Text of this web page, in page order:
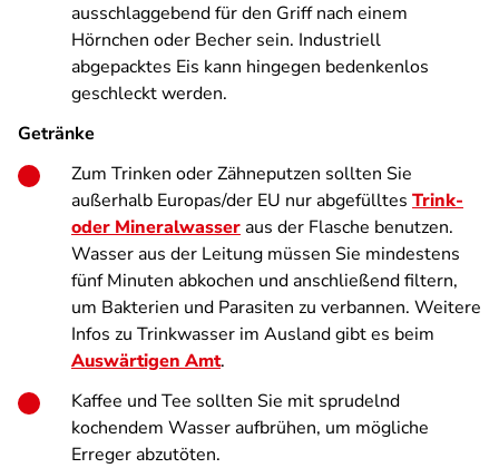
ausschlaggebend für den Griff nach einem
Hörnchen oder Becher sein. Industriell
abgepacktes Eis kann hingegen bedenkenlos
geschleckt werden.
Getränke
Zum Trinken oder Zähneputzen sollten Sie
außerhalb Europas/der EU nur abgefülltes Trink-
oder Mineralwasseraus der Flasche benutzen.
Wasser aus der Leitung müssen Sie mindestens
fünf Minuten abkochen und anschließend filtern,
um Bakterien und Parasiten zu verbannen. Weitere
Infos zu Trinkwasser im Ausland gibt es beim
Auswärtigen Amt.
Kaffee und Tee sollten Sie mit sprudelnd
kochendem Wasser aufbrühen, um mögliche
Erreger abzutöten.